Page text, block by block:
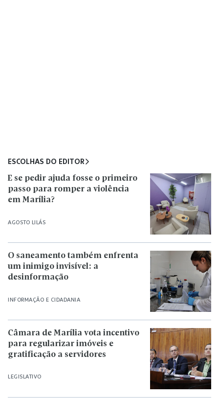
ESCOLHAS DO EDITOR
AGOSTO LILÁS
E se pedir ajuda fosse o primeiro
passo para romper a violência
em Marília?
INFORMAÇÃO E CIDADANIA
O saneamento também enfrenta
um inimigo invisível: a
desinformação
LEGISLATIVO
Câmara de Marília vota incentivo
para regularizar imóveis e
gratificação a servidores